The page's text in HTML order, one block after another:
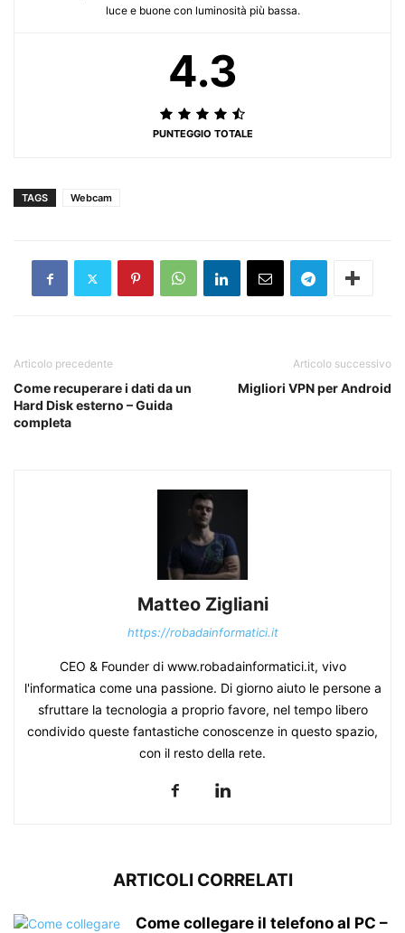
luce e buone con luminosità più bassa.
4.3
PUNTEGGIO TOTALE
TAGS Webcam
Articolo precedente
Come recuperare i dati da un
Hard Disk esterno – Guida
completa
Articolo successivo
Migliori VPN per Android
Matteo Zigliani
https://robadainformatici.it
CEO & Founder di www.robadainformatici.it, vivo
l'informatica come una passione. Di giorno aiuto le persone a
sfruttare la tecnologia a proprio favore, nel tempo libero
condivido queste fantastiche conoscenze in questo spazio,
con il resto della rete.
ARTICOLI CORRELATI
Come collegare il telefono al PC –